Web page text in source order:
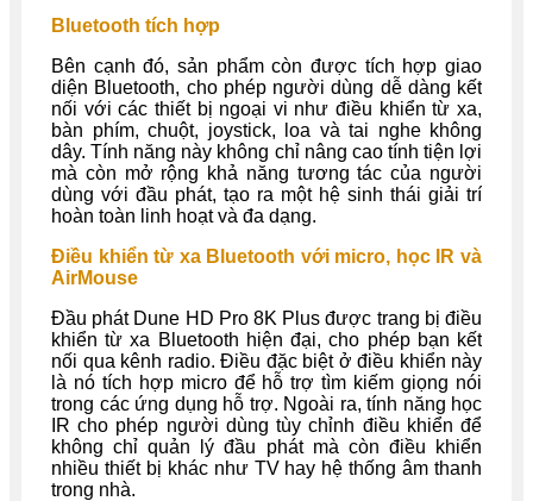
Bluetooth tích hợp
Bên cạnh đó, sản phẩm còn được tích hợp giao
diện Bluetooth, cho phép người dùng dễ dàng kết
nối với các thiết bị ngoại vi như điều khiển từ xa,
bàn phím, chuột, joystick, loa và tai nghe không
dây. Tính năng này không chỉ nâng cao tính tiện lợi
mà còn mở rộng khả năng tương tác của người
dùng với đầu phát, tạo ra một hệ sinh thái giải trí
hoàn toàn linh hoạt và đa dạng.
Điều khiển từ xa Bluetooth với micro, học IR và
AirMouse
Đầu phát Dune HD Pro 8K Plus được trang bị điều
khiển từ xa Bluetooth hiện đại, cho phép bạn kết
nối qua kênh radio. Điều đặc biệt ở điều khiển này
là nó tích hợp micro để hỗ trợ tìm kiếm giọng nói
trong các ứng dụng hỗ trợ. Ngoài ra, tính năng học
IR cho phép người dùng tùy chỉnh điều khiển để
không chỉ quản lý đầu phát mà còn điều khiển
nhiều thiết bị khác như TV hay hệ thống âm thanh
trong nhà.